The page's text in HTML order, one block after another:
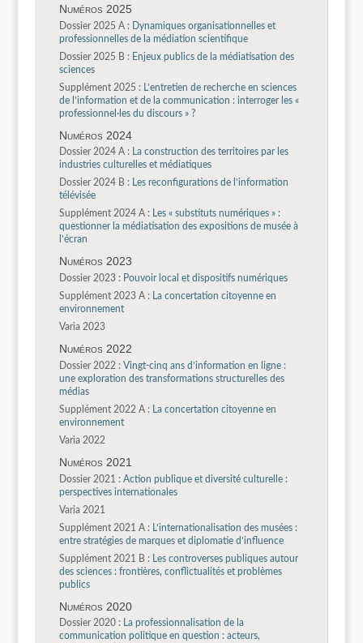
Numéros 2025
Dossier 2025 A : Dynamiques organisationnelles et
professionnelles de la médiation scientifique
Dossier 2025 B : Enjeux publics de la médiatisation des
sciences
Supplément 2025 : L’entretien de recherche en sciences
de l’information et de la communication : interroger les «
professionnel·les du discours » ?
Numéros 2024
Dossier 2024 A : La construction des territoires par les
industries culturelles et médiatiques
Dossier 2024 B : Les reconfigurations de l’information
télévisée
Supplément 2024 A : Les « substituts numériques » :
questionner la médiatisation des expositions de musée à
l’écran
Numéros 2023
Dossier 2023 : Pouvoir local et dispositifs numériques
Supplément 2023 A : La concertation citoyenne en
environnement
Varia 2023
Numéros 2022
Dossier 2022 : Vingt-cinq ans d’information en ligne :
une exploration des transformations structurelles des
médias
Supplément 2022 A : La concertation citoyenne en
environnement
Varia 2022
Numéros 2021
Dossier 2021 : Action publique et diversité culturelle :
perspectives internationales
Varia 2021
Supplément 2021 A : L’internationalisation des musées :
entre stratégies de marques et diplomatie d’influence
Supplément 2021 B : Les controverses publiques autour
des sciences : frontières, conflictualités et problèmes
publics
Numéros 2020
Dossier 2020 : La professionnalisation de la
communication politique en question : acteurs,